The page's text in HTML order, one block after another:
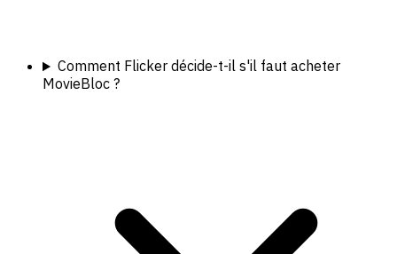
Comment Flicker décide-t-il s'il faut acheter
MovieBloc ?